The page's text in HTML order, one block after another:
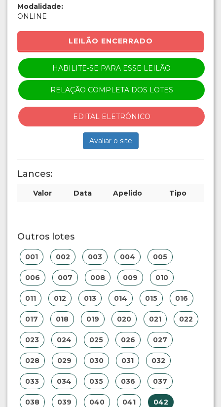
Modalidade:
ONLINE
LEILÃO ENCERRADO
HABILITE-SE PARA ESSE LEILÃO
RELAÇÃO COMPLETA DOS LOTES
EDITAL ELETRÔNICO
Avaliar o site
Lances:
Valor Data Apelido Tipo
Outros lotes
001 002 003 004 005
006 007 008 009 010
011 012 013 014 015 016
017 018 019 020 021 022
023 024 025 026 027
028 029 030 031 032
033 034 035 036 037
038 039 040 041 042